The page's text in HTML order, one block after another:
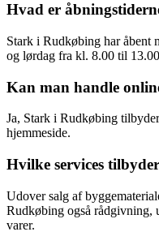
Hvad er
Stark i Rudkøbing har åbent
og lørdag fra kl. 8.00 til
Kan man handle
Ja, Stark i Rudkøbing
hjemmeside.
Hvilke services
Udover salg af
Rudkøbing også rådgivning,
varer.